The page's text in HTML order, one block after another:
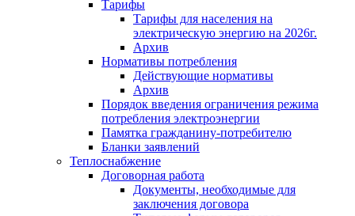
Тарифы
Тарифы для населения на
электрическую энергию на 2026г.
Архив
Нормативы потребления
Действующие нормативы
Архив
Порядок введения ограничения режима
потребления электроэнергии
Памятка гражданину-потребителю
Бланки заявлений
Теплоснабжение
Договорная работа
Документы, необходимые для
заключения договора